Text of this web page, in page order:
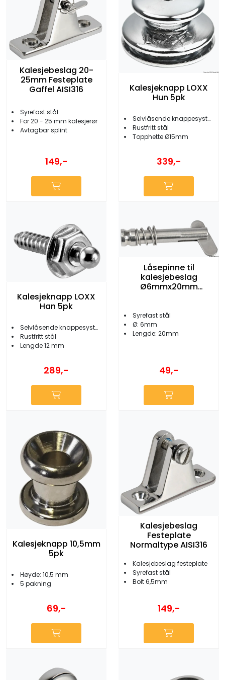
Kalesjebeslag 20-
25mm Festeplate
Gaffel AISI316
Syrefast stål
For 20 - 25 mm kalesjerør
Avtagbar splint
149,-
Kalesjeknapp LOXX
Hun 5pk
Selvlåsende knappesystem
Rustfritt stål
Topphette Ø15mm
339,-
Kalesjeknapp LOXX
Han 5pk
Selvlåsende knappesystem
Rustfritt stål
Lengde 12 mm
289,-
Låsepinne til
kalesjebeslag
Ø6mmx20mm
Syrefast stål
Ø: 6mm
Lengde: 20mm
49,-
Kalesjeknapp 10,5mm
5pk
Høyde: 10,5 mm
5 pakning
69,-
Kalesjebeslag
Festeplate
Normaltype AISI316
Kalesjebeslag festeplate
Syrefast stål
Bolt 6,5mm
149,-